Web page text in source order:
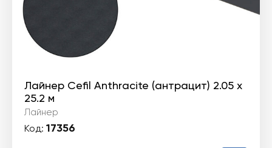
Лайнер Cefil Anthracite (антрацит) 2.05 х
25.2 м
Лайнер
Код: 17356